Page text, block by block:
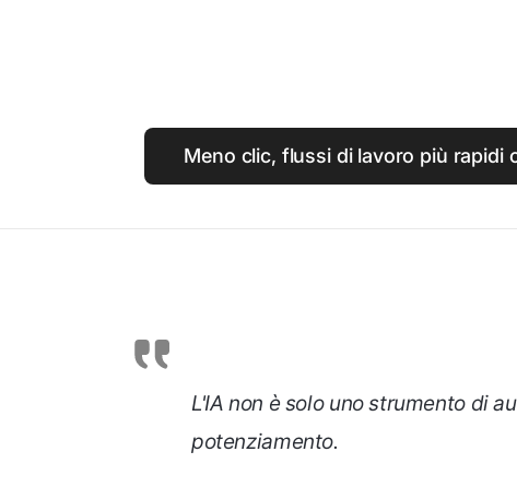
Meno clic, flussi di lavoro più rapidi
L'IA non è solo uno strumento di
potenziamento.